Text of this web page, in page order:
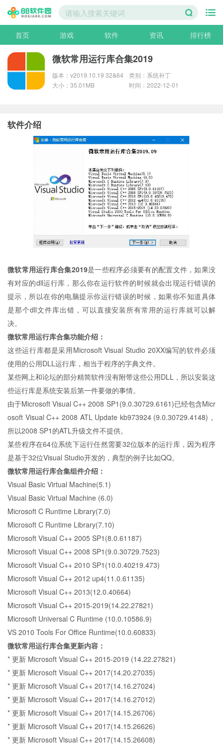
首页 游戏 软件 资讯 排行榜
微软常用运行库合集2019
版本：v2019.10.19 32&64
类别：系统补丁
大小：35.01MB
时间：2022-12-01
软件介绍
微软常用运行库合集2019是一些程序必须要有的配置文件，如果没
有对应的dll运行库，那么你在运行软件的时候就会出现运行错误的
提示，所以在你的电脑提示你运行错误的时候，如果你不知道具体
是那个dll文件库出错，可以直接安装所有常用的运行库就可以解
决。
微软常用运行库合集功能介绍：
这些运行库都是采用Microsoft Visual Studio 20XX编写的软件必须
使用的公用DLL运行库，相当于程序的字典文件。
某些网上和论坛的部分精简软件没有附带这些公用DLL，所以安装这
些运行库是系统安装后第一件要做的事情。
由于Microsoft Visual C++ 2008 SP1(9.0.30729.6161)已经包含Micr
osoft Visual C++ 2008 ATL Update kb973924 (9.0.30729.4148)，
所以2008 SP1的ATL升级文件不提供。
某些程序在64位系统下运行任然需要32位版本的运行库，因为程序
是基于32位Visual Studio开发的，典型的例子比如QQ。
微软常用运行库合集组件介绍：
Visual Basic Virtual Machine(5.1)
Visual Basic Virtual Machine (6.0)
Microsoft C Runtime Library(7.0)
Microsoft C Runtime Library(7.10)
Microsoft Visual C++ 2005 SP1(8.0.61187)
Microsoft Visual C++ 2008 SP1(9.0.30729.7523)
Microsoft Visual C++ 2010 SP1(10.0.40219.473)
Microsoft Visual C++ 2012 up4(11.0.61135)
Microsoft Visual C++ 2013(12.0.40664)
Microsoft Visual C++ 2015-2019(14.22.27821)
Microsoft Universal C Runtime (10.0.10586.9)
VS 2010 Tools For Office Runtime(10.0.60833)
微软常用运行库合集更新内容：
* 更新 Microsoft Visual C++ 2015-2019 (14.22.27821)
* 更新 Microsoft Visual C++ 2017(14.20.27035)
* 更新 Microsoft Visual C++ 2017(14.16.27024)
* 更新 Microsoft Visual C++ 2017(14.16.27012)
* 更新 Microsoft Visual C++ 2017(14.15.26706)
* 更新 Microsoft Visual C++ 2017(14.15.26626)
* 更新 Microsoft Visual C++ 2017(14.15.26608)